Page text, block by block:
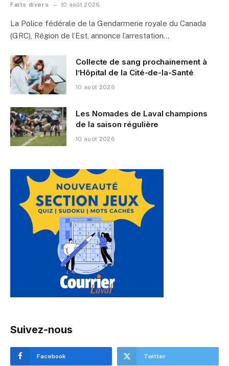
Faits divers 10 août 2026
La Police fédérale de la Gendarmerie royale du Canada
(GRC), Région de l’Est, annonce l’arrestation…
Collecte de sang prochainement à
l’Hôpital de la Cité-de-la-Santé
10 août 2026
Les Nomades de Laval champions
de la saison régulière
10 août 2026
Suivez-nous
Facebook Twitter